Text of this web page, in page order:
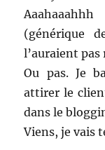
Aaahaaahhh
(générique
l’auraient pas
Ou pas. Je
attirer le
dans le
Viens, je vais